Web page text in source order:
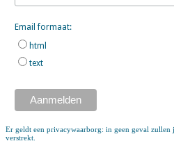
Email formaat:
html
text
Er geldt een privacywaarborg: in geen geval zullen
verstrekt.